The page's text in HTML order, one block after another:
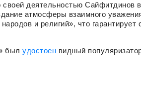
деятельностью Сайфитдинов
атмосферы взаимного
и религий», что гарантирует
был удостоен видный